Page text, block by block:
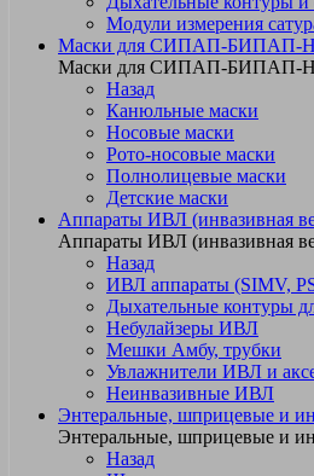
Модули измерения
Маски для СИПАП-БИПАП-
Маски для СИПАП-БИПАП-
Назад
Канюльные маски
Носовые маски
Рото-носовые маски
Полнолицевые маски
Детские маски
Аппараты ИВЛ (инвазивная
Аппараты ИВЛ (инвазивная
Назад
ИВЛ аппараты (SIMV,
Дыхательные контуры
Небулайзеры ИВЛ
Мешки Амбу, трубки
Увлажнители ИВЛ и
Неинвазивные ИВЛ
Энтеральные, шприцевые и
Энтеральные, шприцевые и
Назад